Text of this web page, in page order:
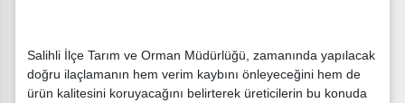
Salihli İlçe Tarım ve Orman Müdürlüğü, zamanında yapılacak
doğru ilaçlamanın hem verim kaybını önleyeceğini hem de
ürün kalitesini koruyacağını belirterek üreticilerin bu konuda